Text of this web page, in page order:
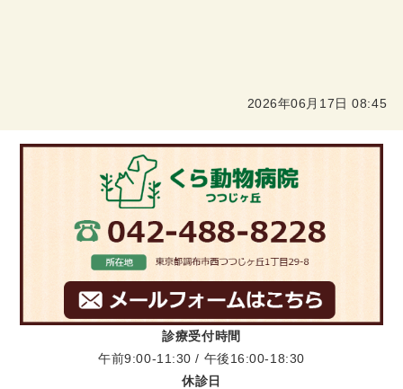
2026年06月17日 08:45
診療受付時間
午前9:00-11:30 / 午後16:00-18:30
休診日